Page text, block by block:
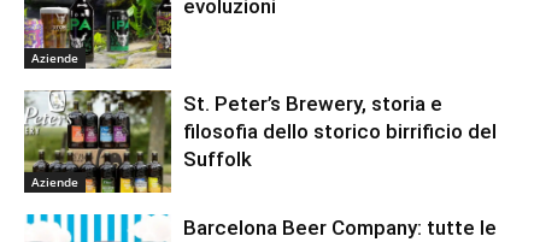
Aziende
evoluzioni
Aziende
St. Peter’s Brewery, storia e
filosofia dello storico birrificio del
Suffolk
Barcelona Beer Company: tutte le